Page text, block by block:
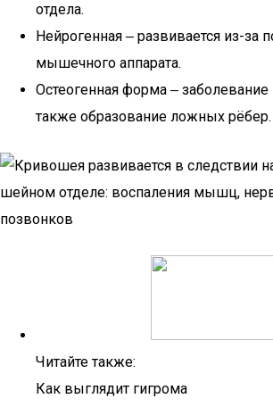
отдела.
Нейрогенная ‒ развивается из-за
мышечного аппарата.
Остеогенная форма ‒ заболевание
также образование ложных рёбер.
Читайте также:
Как выглядит гигрома